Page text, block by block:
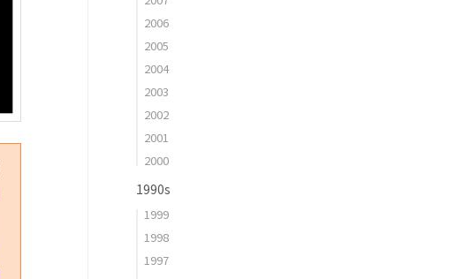
2006
2005
2004
2003
2002
2001
2000
1990s
1999
1998
1997